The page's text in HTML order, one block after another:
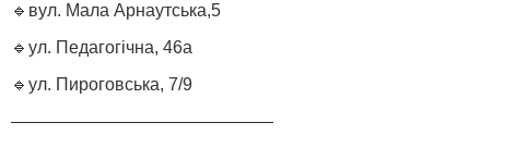
🔹вул. Мала Арнаутська,5
🔹ул. Педагогічна, 46а
🔹ул. Пироговська, 7/9
———————————————